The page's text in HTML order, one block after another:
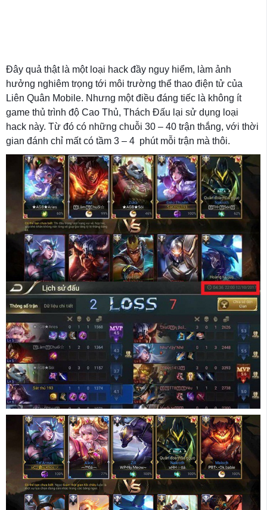
Đây quả thật là một loại hack đầy nguy hiểm, làm ảnh
hưởng nghiêm trọng tới môi trường thể thao điện tử của
Liên Quân Mobile. Nhưng một điều đáng tiếc là không ít
game thủ trình độ Cao Thủ, Thách Đấu lại sử dụng loại
hack này. Từ đó có những chuỗi 30 – 40 trận thắng, với thời
gian đánh chỉ mất có tầm 3 – 4 phút mỗi trận mà thôi.